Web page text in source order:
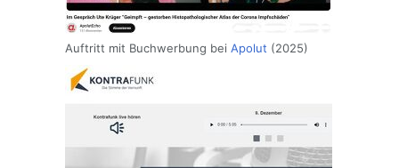
Auftritt mit Buchwerbung bei Apolut (2025)